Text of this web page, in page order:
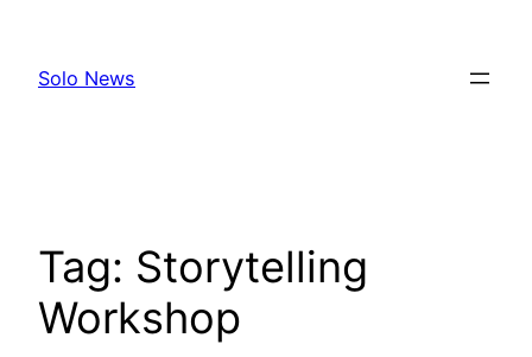
content
Solo News
Tag: Storytelling
Workshop